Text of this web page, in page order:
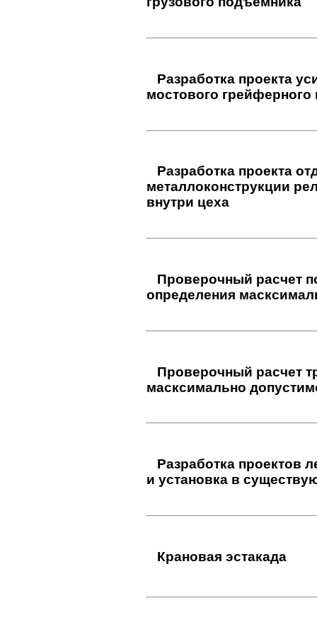
KALMAR RTG
Разработка проекта
грузового подъемника
Разработка проекта
мостового грейферного
металлоконструкции
внутри цеха
Проверочный расчет
определения
Проверочный расчет
масксимально
Разработка проектов